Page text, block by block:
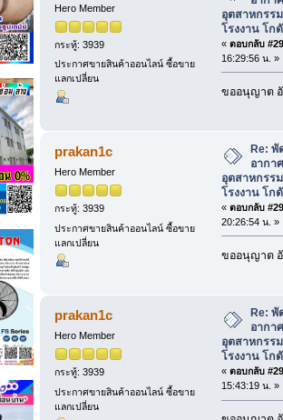
Hero Member
กระทู้: 3939
ประกาศขายสินค้าออนไลน์ ซื้อขาย
แลกเปลี่ยน
อุตสาหกรร
โรงงาน โก
« ตอบกลับ
16:29:56 น. »
ขออนุญาต
prakan1c
Hero Member
กระทู้: 3939
ประกาศขายสินค้าออนไลน์ ซื้อขาย
แลกเปลี่ยน
Re:
อากา
อุตสาหกรร
โรงงาน โก
« ตอบกลับ
20:26:54 น. »
ขออนุญาต
prakan1c
Hero Member
กระทู้: 3939
ประกาศขายสินค้าออนไลน์ ซื้อขาย
แลกเปลี่ยน
Re:
อากา
อุตสาหกรร
โรงงาน โก
« ตอบกลับ
15:43:19 น. »